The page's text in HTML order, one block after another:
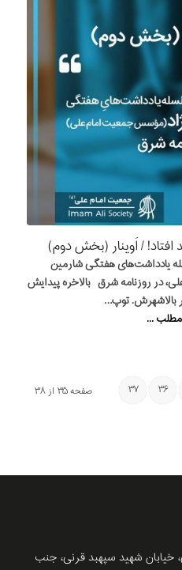
/ اَوینار (بخش دوم)
یادداشت‌های هفتگی شارمین
در روزنامه شرق بالاخره پیدایش
بالاشهرش. توپ…
مطلب ...
صفحه ۳۵ از ۳۸ ۳۶
۳۷
شهید سپهبد قرنی، جنب